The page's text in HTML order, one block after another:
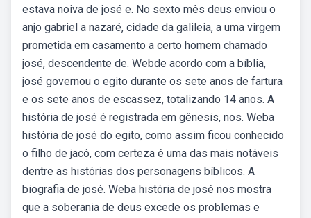
estava noiva de josé e. No sexto mês deus enviou o
anjo gabriel a nazaré, cidade da galileia, a uma virgem
prometida em casamento a certo homem chamado
josé, descendente de. Webde acordo com a bíblia,
josé governou o egito durante os sete anos de fartura
e os sete anos de escassez, totalizando 14 anos. A
história de josé é registrada em gênesis, nos. Weba
história de josé do egito, como assim ficou conhecido
o filho de jacó, com certeza é uma das mais notáveis
dentre as histórias dos personagens bíblicos. A
biografia de josé. Weba história de josé nos mostra
que a soberania de deus excede os problemas e